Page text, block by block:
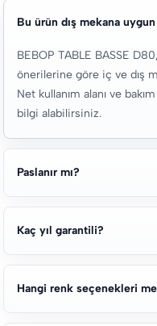
Bu ürün dış mekana
BEBOP TABLE BASSE
önerilerine göre iç ve dış
Net kullanım alanı ve
bilgi alabilirsiniz.
Paslanır mı?
Kaç yıl garantili?
Hangi renk seçenekleri